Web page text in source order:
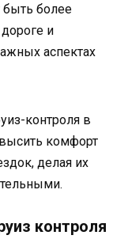
быть более
и
аспектах
контроля в
комфорт
делая их
контроля